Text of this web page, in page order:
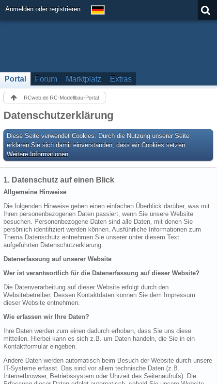
Anmelden oder registrieren
Portal Forum Marktplatz Extras
RCweb.de RC-Modellbau-Portal
Datenschutzerklärung
Diese Seite verwendet Cookies. Durch die Nutzung unserer Seite
erklären Sie sich damit einverstanden, dass wir Cookies setzen.
Weitere Informationen
1. Datenschutz auf einen Blick
Allgemeine Hinweise
Die folgenden Hinweise geben einen einfachen Überblick darüber, was mit
Ihren personenbezogenen Daten passiert, wenn Sie unsere Website
besuchen. Personenbezogene Daten sind alle Daten, mit denen Sie
persönlich identifiziert werden können. Ausführliche Informationen zum
Thema Datenschutz entnehmen Sie unserer unter diesem Text
aufgeführten Datenschutzerklärung.
Datenerfassung auf unserer Website
Wer ist verantwortlich für die Datenerfassung auf dieser Website?
Die Datenverarbeitung auf dieser Website erfolgt durch den
Websitebetreiber. Dessen Kontaktdaten können Sie dem Impressum
dieser Website entnehmen.
Wie erfassen wir Ihre Daten?
Ihre Daten werden zum einen dadurch erhoben, dass Sie uns diese
mitteilen. Hierbei kann es sich z.B. um Daten handeln, die Sie in ein
Kontaktformular eingeben.
Andere Daten werden automatisch beim Besuch der Website durch unsere
IT-Systeme erfasst. Das sind vor allem technische Daten (z.B.
Internetbrowser, Betriebssystem oder Uhrzeit des Seitenaufrufs). Die